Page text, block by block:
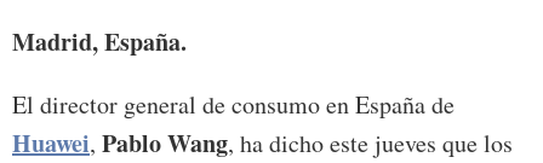
Madrid, España.
El director general de consumo en España de
Huawei, PabloWang, ha dicho este jueves que los